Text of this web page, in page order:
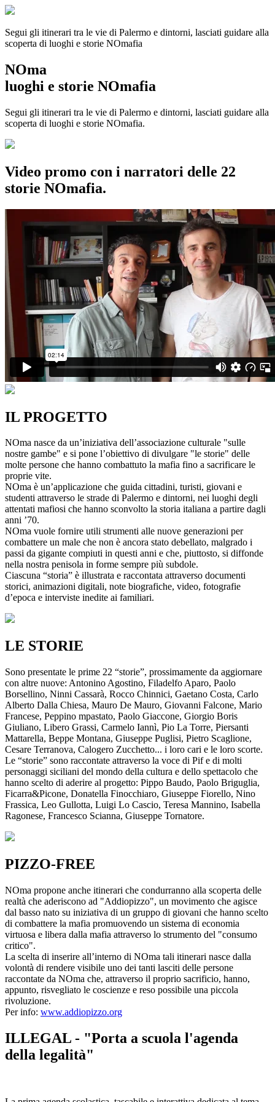
Segui gli itinerari tra le vie di Palermo e dintorni, lasciati guidare alla
scoperta di luoghi e storie NOmafia
NOma
luoghi e storie NOmafia
Segui gli itinerari tra le vie di Palermo e dintorni, lasciati guidare alla
scoperta di luoghi e storie NOmafia.
Video promo con i narratori delle 22
storie NOmafia.
IL PROGETTO
NOma nasce da un’iniziativa dell’associazione culturale "sulle
nostre gambe" e si pone l’obiettivo di divulgare "le storie" delle
molte persone che hanno combattuto la mafia fino a sacrificare le
proprie vite.
NOma è un’applicazione che guida cittadini, turisti, giovani e
studenti attraverso le strade di Palermo e dintorni, nei luoghi degli
attentati mafiosi che hanno sconvolto la storia italiana a partire dagli
anni ’70.
NOma vuole fornire utili strumenti alle nuove generazioni per
combattere un male che non è ancora stato debellato, malgrado i
passi da gigante compiuti in questi anni e che, piuttosto, si diffonde
nella nostra penisola in forme sempre più subdole.
Ciascuna “storia” è illustrata e raccontata attraverso documenti
storici, animazioni digitali, note biografiche, video, fotografie
d’epoca e interviste inedite ai familiari.
LE STORIE
Sono presentate le prime 22 “storie”, prossimamente da aggiornare
con altre nuove: Antonino Agostino, Filadelfo Aparo, Paolo
Borsellino, Ninni Cassarà, Rocco Chinnici, Gaetano Costa, Carlo
Alberto Dalla Chiesa, Mauro De Mauro, Giovanni Falcone, Mario
Francese, Peppino mpastato, Paolo Giaccone, Giorgio Boris
Giuliano, Libero Grassi, Carmelo Iannì, Pio La Torre, Piersanti
Mattarella, Beppe Montana, Giuseppe Puglisi, Pietro Scaglione,
Cesare Terranova, Calogero Zucchetto... i loro cari e le loro scorte.
Le “storie” sono raccontate attraverso la voce di Pif e di molti
personaggi siciliani del mondo della cultura e dello spettacolo che
hanno scelto di aderire al progetto: Pippo Baudo, Paolo Briguglia,
Ficarra&Picone, Donatella Finocchiaro, Giuseppe Fiorello, Nino
Frassica, Leo Gullotta, Luigi Lo Cascio, Teresa Mannino, Isabella
Ragonese, Francesco Scianna, Giuseppe Tornatore.
PIZZO-FREE
NOma propone anche itinerari che condurranno alla scoperta delle
realtà che aderiscono ad "Addiopizzo", un movimento che agisce
dal basso nato su iniziativa di un gruppo di giovani che hanno scelto
di combattere la mafia promuovendo un sistema di economia
virtuosa e libera dalla mafia attraverso lo strumento del "consumo
critico".
La scelta di inserire all’interno di NOma tali itinerari nasce dalla
volontà di rendere visibile uno dei tanti lasciti delle persone
raccontate da NOma che, attraverso il proprio sacrificio, hanno,
appunto, risvegliato le coscienze e reso possibile una piccola
rivoluzione.
Per info: www.addiopizzo.org
ILLEGAL - "Porta a scuola l'agenda
della legalità"